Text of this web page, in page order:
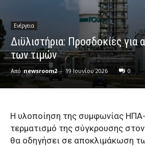
Ενέργεια
Διϋλιστήρια: Προσδοκίες
των τιμών
Από newsroom2 - 19 Ιουνίου 2026 0
Η υλοποίηση της συμφωνίας ΗΠΑ-
τερματισμό της σύγκρουσης
θα οδηγήσει σε αποκλιμάκωση